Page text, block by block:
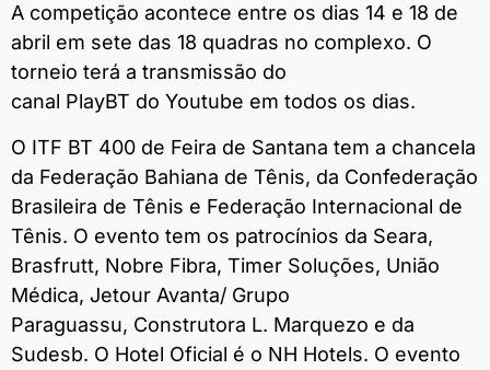
A competição acontece entre os dias 14 e 18 de
abril em sete das 18 quadras no complexo. O
torneio terá a transmissão do
canal PlayBT do Youtube em todos os dias.
O ITF BT 400 de Feira de Santana tem a chancela
da Federação Bahiana de Tênis, da Confederação
Brasileira de Tênis e Federação Internacional de
Tênis. O evento tem os patrocínios da Seara,
Brasfrutt, Nobre Fibra, Timer Soluções, União
Médica, Jetour Avanta/ Grupo
Paraguassu, Construtora L. Marquezo e da
Sudesb. O Hotel Oficial é o NH Hotels. O evento